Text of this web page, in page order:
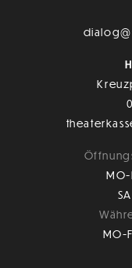
MO-
MO-